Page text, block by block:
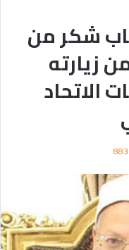
شكر من
زيارته
الاتحاد
883